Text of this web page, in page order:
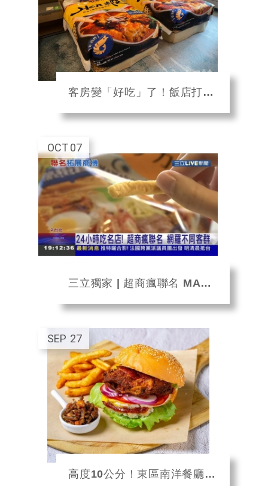
客房變「好吃」了！飯店打造美食主題房 超新奇旅宿體驗
07
OCT
三立獨家 | 超商瘋聯名 MAMAK檔餐廳推出咖哩叻沙蝦條
27
SEP
高度10公分！東區南洋餐廳推辣死你媽雞腿堡 裡頭還有椰漿飯鋪底